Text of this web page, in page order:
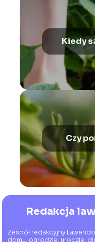
Kiedy
Czy
Redakcja
Zespół redakcyjny
domu, ogrodzie, urodzie,